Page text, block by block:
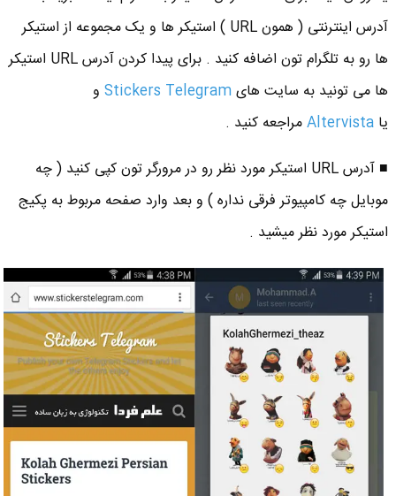
آدرس اینترنتی ( همون URL ) استیکر ها و یک مجموعه از استیکر
ها رو به تلگرام تون اضافه کنید . برای پیدا کردن آدرس URL استیکر
ها می تونید به سایت هایStickers Telegramو
یا Altervistaمراجعه کنید .
■ آدرس URL استیکر مورد نظر رو در مرورگر تون کپی کنید ( چه
موبایل چه کامپیوتر فرقی نداره ) و بعد وارد صفحه مربوط به پکیج
استیکر مورد نظر میشید .